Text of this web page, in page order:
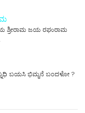
ಶ್ರೀರಾಮ ಜಯ ರಘುರಾಮ
ಬಯಸಿ ಭಿಮ್ಮನೆ ಬಂದಳೋ ?